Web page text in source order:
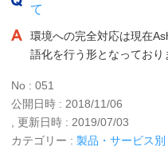
て
環境への完全対応は現在
語化を行う形となっており
No : 051
公開日時 : 2018/11/06
, 更新日時 : 2019/07/03
カテゴリー : 製品・サービス別